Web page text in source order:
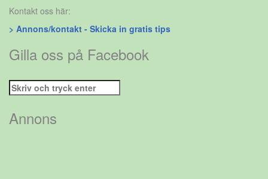
Kontakt oss här:
> Annons/kontakt - Skicka in gratis tips
Gilla oss på Facebook
Sök
efter:
Annons